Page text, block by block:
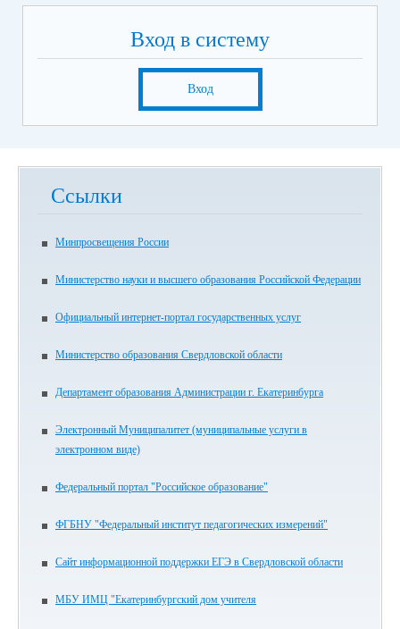
Вход в систему
Вход
Ссылки
Минпросвещения России
Министерство науки и высшего образования Российской Федерации
Официальный интернет-портал государственных услуг
Министерство образования Свердловской области
Департамент образования Администрации г. Екатеринбурга
Электронный Муниципалитет (муниципальные услуги в
электронном виде)
Федеральный портал "Российское образование"
ФГБНУ "Федеральный институт педагогических измерений"
Сайт информационной поддержки ЕГЭ в Свердловской области
МБУ ИМЦ "Екатеринбургский дом учителя